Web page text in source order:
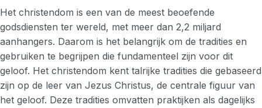
Het christendom is een van de meest beoefende
godsdiensten ter wereld, met meer dan 2,2 miljard
aanhangers. Daarom is het belangrijk om de tradities en
gebruiken te begrijpen die fundamenteel zijn voor dit
geloof. Het christendom kent talrijke tradities die gebaseerd
zijn op de leer van Jezus Christus, de centrale figuur van
het geloof. Deze tradities omvatten praktijken als dagelijks